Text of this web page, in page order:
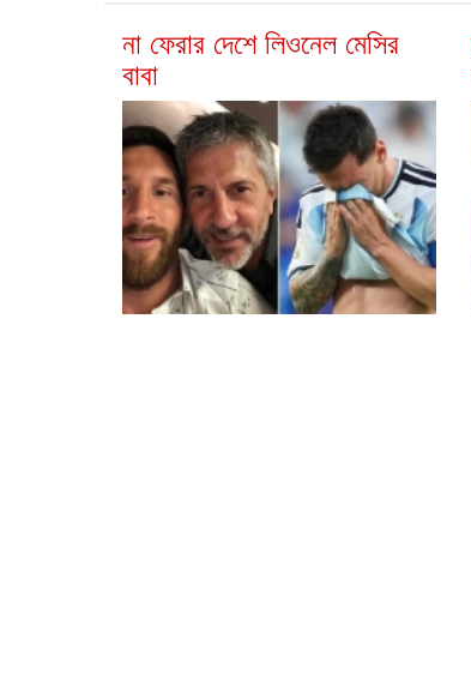
না ফেরার দেশে লিওনেল মেসির
বাবা